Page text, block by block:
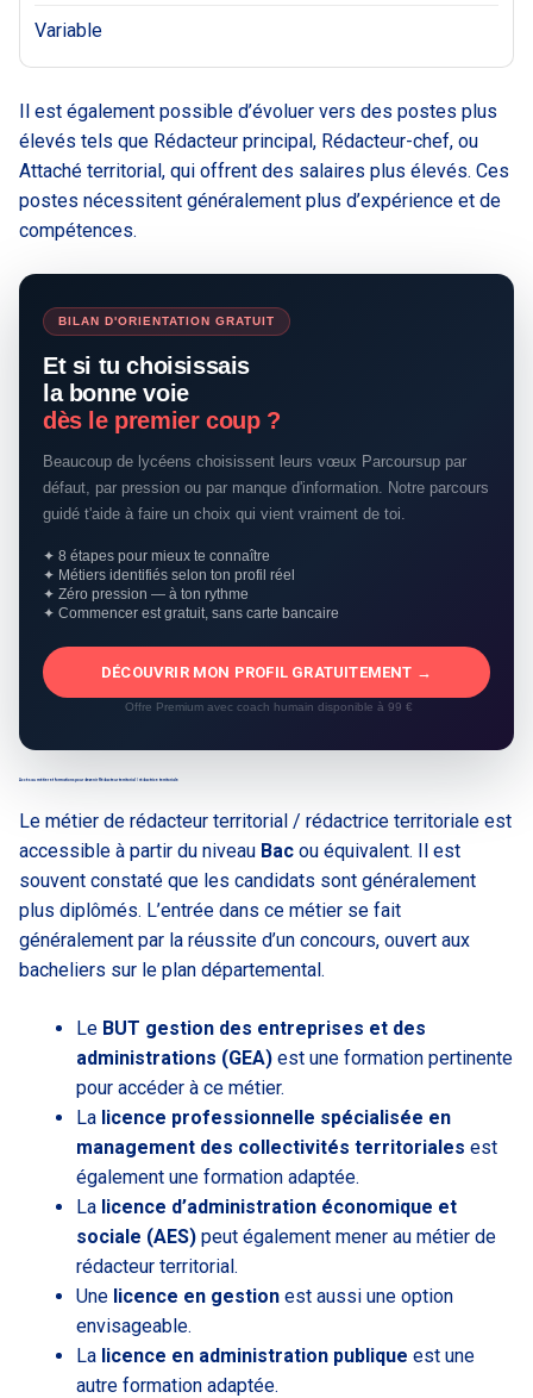
Variable
Il est également possible d’évoluer vers des postes plus
élevés tels que Rédacteur principal, Rédacteur-chef, ou
Attaché territorial, qui offrent des salaires plus élevés. Ces
postes nécessitent généralement plus d’expérience et de
compétences.
BILAN D'ORIENTATION GRATUIT
Et si tu choisissais
la bonne voie
dès le premier coup ?
Beaucoup de lycéens choisissent leurs vœux Parcoursup par
défaut, par pression ou par manque d'information. Notre parcours
guidé t'aide à faire un choix qui vient vraiment de toi.
✦ 8 étapes pour mieux te connaître
✦ Métiers identifiés selon ton profil réel
✦ Zéro pression — à ton rythme
✦ Commencer est gratuit, sans carte bancaire
DÉCOUVRIR MON PROFIL GRATUITEMENT →
Offre Premium avec coach humain disponible à 99 €
Accès au métier et formations pour devenir Rédacteur territorial / rédactrice territoriale
Le métier de rédacteur territorial / rédactrice territoriale est
accessible à partir du niveau Bac ou équivalent. Il est
souvent constaté que les candidats sont généralement
plus diplômés. L’entrée dans ce métier se fait
généralement par la réussite d’un concours, ouvert aux
bacheliers sur le plan départemental.
Le BUT gestion des entreprises et des
administrations (GEA) est une formation pertinente
pour accéder à ce métier.
La licence professionnelle spécialisée en
management des collectivités territoriales est
également une formation adaptée.
La licence d’administration économique et
sociale (AES) peut également mener au métier de
rédacteur territorial.
Une licence en gestion est aussi une option
envisageable.
La licence en administration publique est une
autre formation adaptée.